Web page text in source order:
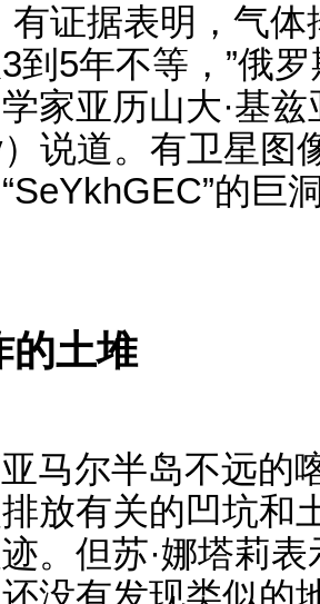
有证据表明，气
到5年不等，”俄
家亚历山大·基
说道。有卫星图
的巨
的土堆
马尔半岛不远的
放有关的凹坑和
。但苏·娜塔莉
没有发现类似的